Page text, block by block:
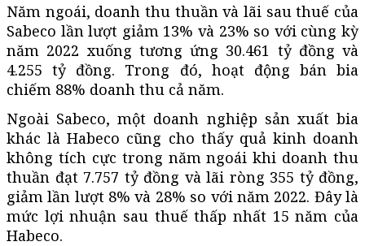
Năm ngoái, doanh thu thuần và lãi sau thuế của
Sabeco lần lượt giảm 13% và 23% so với cùng kỳ
năm 2022 xuống tương ứng 30.461 tỷ đồng và
4.255 tỷ đồng. Trong đó, hoạt động bán bia
chiếm 88% doanh thu cả năm.
Ngoài Sabeco, một doanh nghiệp sản xuất bia
khác là Habeco cũng cho thấy quả kinh doanh
không tích cực trong năm ngoái khi doanh thu
thuần đạt 7.757 tỷ đồng và lãi ròng 355 tỷ đồng,
giảm lần lượt 8% và 28% so với năm 2022. Đây là
mức lợi nhuận sau thuế thấp nhất 15 năm của
Habeco.